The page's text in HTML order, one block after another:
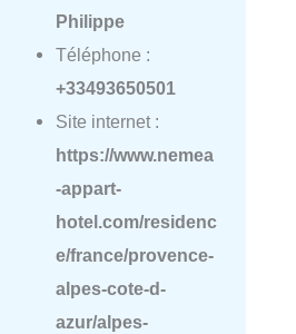
Philippe
Téléphone :
+33493650501
Site internet :
https://www.nemea
-appart-
hotel.com/residenc
e/france/provence-
alpes-cote-d-
azur/alpes-